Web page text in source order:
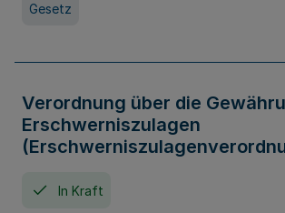
Gesetz
Verordnung über die
Erschwerniszulagen
In Kraft